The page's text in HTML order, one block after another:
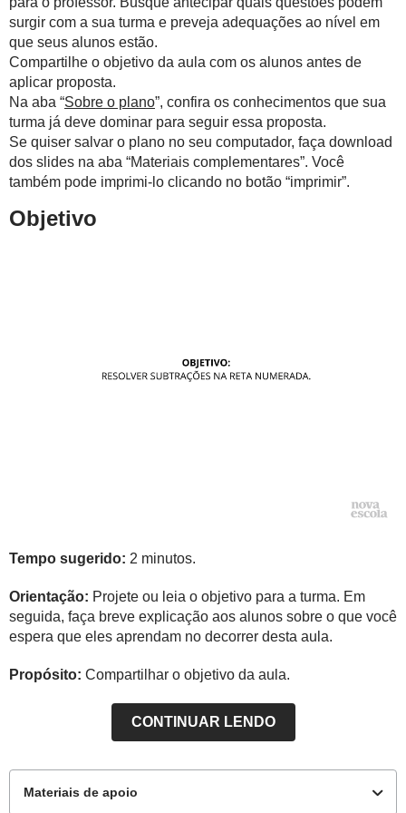
surgir com a sua turma e preveja adequações ao nível em
que seus alunos estão.
Compartilhe o objetivo da aula com os alunos antes de
aplicar proposta.
Na aba “Sobre o plano”, confira os conhecimentos que sua
turma já deve dominar para seguir essa proposta.
Se quiser salvar o plano no seu computador, faça download
dos slides na aba “Materiais complementares”. Você
também pode imprimi-lo clicando no botão “imprimir”.
Objetivo
Tempo sugerido: 2 minutos.
Orientação: Projete ou leia o objetivo para a turma. Em
seguida, faça breve explicação aos alunos sobre o que você
espera que eles aprendam no decorrer desta aula.
Propósito: Compartilhar o objetivo da aula.
CONTINUAR LENDO
Materiais de apoio